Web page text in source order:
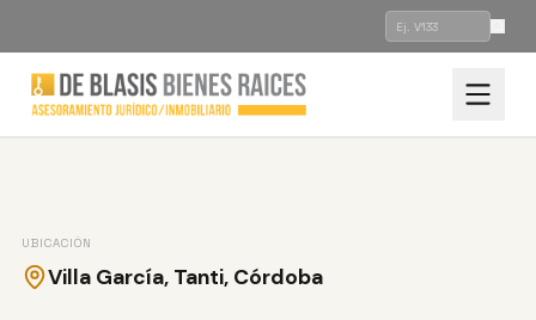
TERRENO EN TANTI.
FINANCIADO!!!!!
UBICACIÓN
Villa García, Tanti, Córdoba